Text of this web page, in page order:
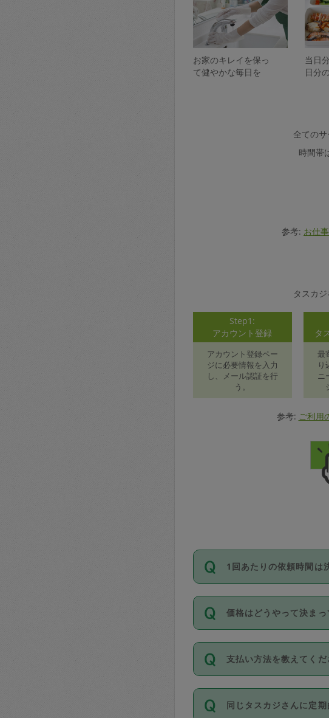
お家のキレイを保っ
て健やかな毎日を
当日
日分
全てのサ
時間帯
参考: お仕
タスカ
Step1:
アカウント登録
アカウント登録ペー
ジに必要情報を入力
し、メール認証を行
う。
タ
最
り
ニ
参考: ご利用
1回あたりの依頼時間は
依頼1回につき3時間固
い。機能をご利用いた
が必要です。なお、3時
価格はどうやって決まっ
11種類の価格帯の中か
タスカジさんの価格設
除々に設定可能な最高
支払い方法を教えてくだ
お支払方法はクレジッ
Club）のみとなります
同じタスカジさんに定